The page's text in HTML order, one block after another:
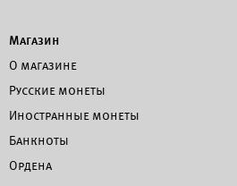
Магазин
О магазине
Русские монеты
Иностранные монеты
Банкноты
Ордена